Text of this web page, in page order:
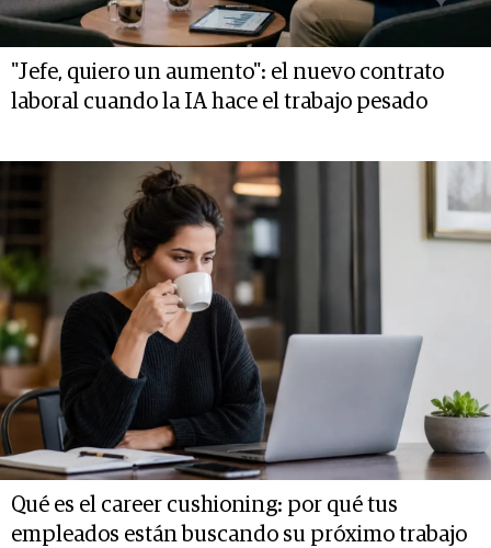
"Jefe, quiero un aumento": el nuevo contrato
laboral cuando la IA hace el trabajo pesado
Qué es el career cushioning: por qué tus
empleados están buscando su próximo trabajo